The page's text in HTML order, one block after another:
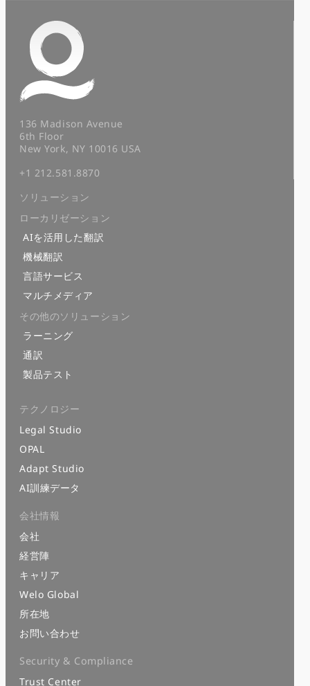
136 Madison Avenue
6th Floor
New York, NY 10016 USA
+1 212.581.8870
ソリューション
ローカリゼーション
AIを活用した翻訳
機械翻訳
言語サービス
マルチメディア
その他のソリューション
ラーニング
通訳
製品テスト
テクノロジー
Legal Studio
OPAL
Adapt Studio
AI訓練データ
会社情報
会社
経営陣
キャリア
Welo Global
所在地
お問い合わせ
Security & Compliance
Trust Center